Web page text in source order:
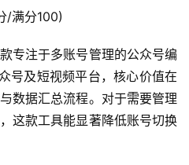
/满分100)
专注于多账号管理的公众号编
号及短视频平台，核心价值在
数据汇总流程。对于需要管理
这款工具能显著降低账号切换